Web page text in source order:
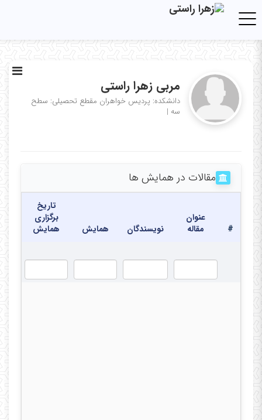
Toggle navigation
مربی زهرا راستی
دانشکده: پردیس خواهران مقطع تحصیلی: سطح
سه |
مقالات در همایش ها
#
عنوان
مقاله
نویسندگان همایش
تاریخ
برگزاری
همایش